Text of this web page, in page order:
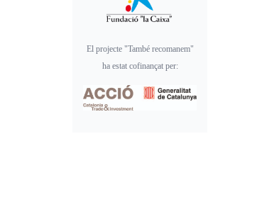
El projecte "També recomanem"
ha estat cofinançat per: